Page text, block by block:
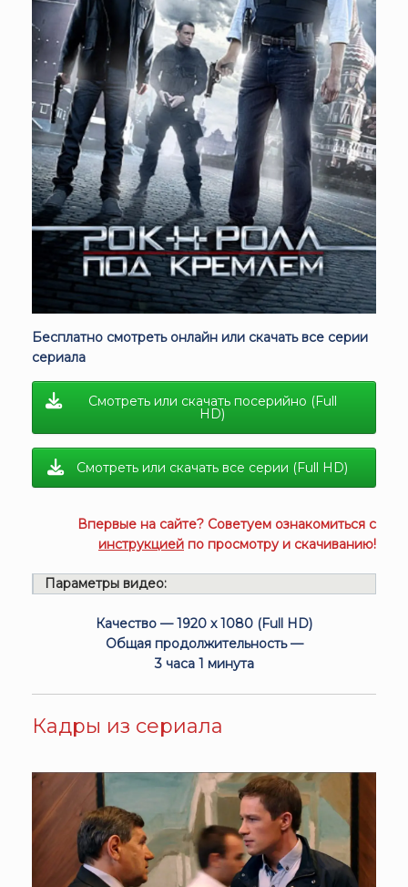
Бесплатно смотреть онлайн или скачать все серии
сериала
Смотреть или скачать посерийно (Full
HD)
Смотреть или скачать все серии (Full HD)
Впервые на сайте? Советуем ознакомиться с
инструкцией по просмотру и скачиванию!
Параметры видео:
Качество — 1920 x 1080 (Full HD)
Общая продолжительность —
3 часа 1 минута
Кадры из сериала